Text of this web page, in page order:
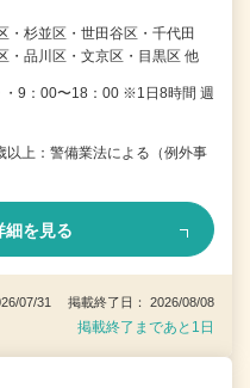
・杉並区・世田谷区・千代田
・品川区・文京区・目黒区 他
・9：00〜18：00 ※1日8時間 週
上：警備業法による（例外事
細を見る
07/31 掲載終了日： 2026/08/08
掲載終了まであと1日